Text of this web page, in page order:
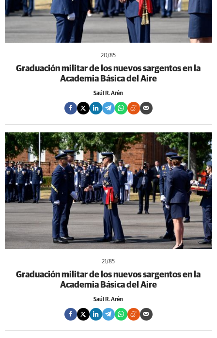
20/85
Graduación militar de los nuevos sargentos en la
Academia Básica del Aire
Saúl R. Arén
21/85
Graduación militar de los nuevos sargentos en la
Academia Básica del Aire
Saúl R. Arén